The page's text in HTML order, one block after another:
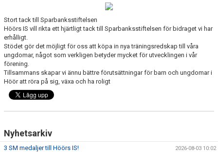
MATCHER
OM KLUBBEN
DOKUMENT
SPONSRING
MEDLEMSKAP
Stort tack till Sparbanksstiftelsen
Höörs IS vill rikta ett hjärtligt tack till Sparbanksstiftelsen för bidraget vi har
erhålligt.
Stödet gör det möjligt för oss att köpa in nya träningsredskap till våra
ungdomar, något som verkligen betyder mycket för utvecklingen i vår
förening.
Tillsammans skapar vi ännu bättre förutsättningar för barn och ungdomar i
Höör att röra på sig, växa och ha roligt
Nyhetsarkiv
3 SM medaljer till Höörs IS! 2026-08-03 10:02